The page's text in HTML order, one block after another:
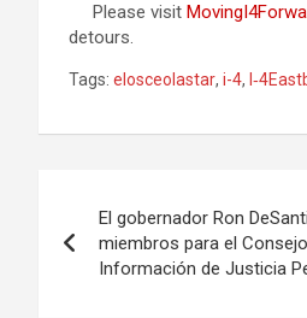
Please visit
detours.
Tags: elosceolastar, i-4,
El gobernador Ron
miembros para el
Información de Justicia